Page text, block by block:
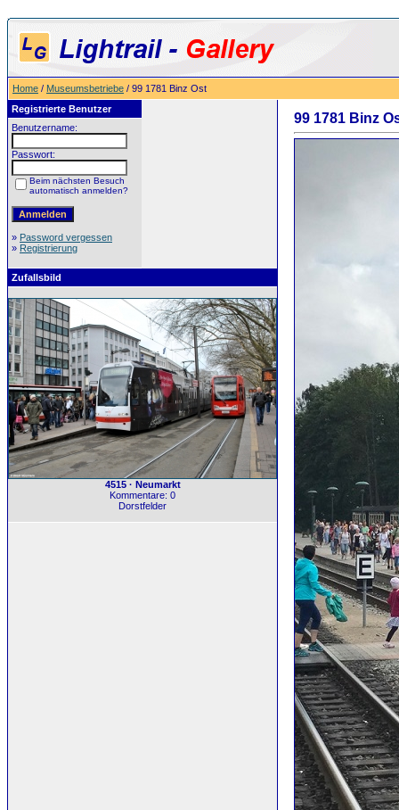
Home / Museumsbetriebe / 99 1781 Binz Ost
Registrierte Benutzer
Benutzername:
Passwort:
Beim nächsten Besuch
automatisch anmelden?
» Password vergessen
» Registrierung
Zufallsbild
4515 · Neumarkt
Kommentare: 0
Dorstfelder
99 1781 Binz